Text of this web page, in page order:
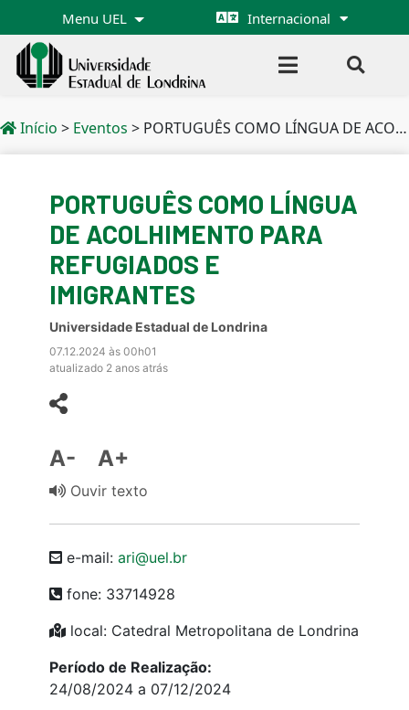
Menu UEL Internacional
Início > Eventos > PORTUGUÊS COMO LÍNGUA DE ACOLHIMENTO PARA REFUGIADOS E IMIGRANTES
PORTUGUÊS COMO LÍNGUA
DE ACOLHIMENTO PARA
REFUGIADOS E
IMIGRANTES
Universidade Estadual de Londrina
07.12.2024 às 00h01
atualizado 2 anos atrás
A- A+
Ouvir texto
e-mail: ari@uel.br
fone: 33714928
local: Catedral Metropolitana de Londrina
Período de Realização:
24/08/2024 a 07/12/2024